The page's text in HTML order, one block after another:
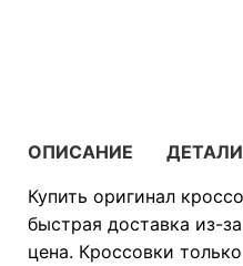
ОПИСАНИЕ ДЕТАЛИ
Купить оригинал
быстрая доставка из-
цена. Кроссовки